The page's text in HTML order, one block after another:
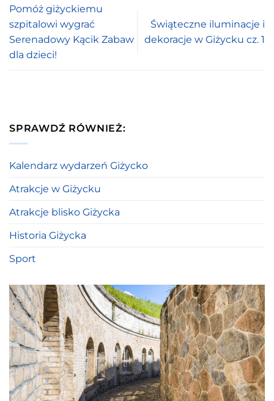
Pomóż giżyckiemu
szpitalowi wygrać
Serenadowy Kącik Zabaw
dla dzieci!
Świąteczne iluminacje i
dekoracje w Giżycku cz. 1
SPRAWDŹ RÓWNIEŻ:
Kalendarz wydarzeń Giżycko
Atrakcje w Giżycku
Atrakcje blisko Giżycka
Historia Giżycka
Sport